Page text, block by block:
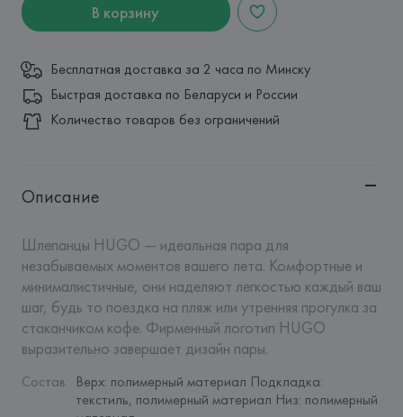
В корзину
Бесплатная доставка за 2 часа по Минску
Быстрая доставка по Беларуси и России
Количество товаров без ограничений
Описание
Шлепанцы HUGO — идеальная пара для
незабываемых моментов вашего лета. Комфортные и
минималистичные, они наделяют легкостью каждый ваш
шаг, будь то поездка на пляж или утренняя прогулка за
стаканчиком кофе. Фирменный логотип HUGO
выразительно завершает дизайн пары.
Состав: Верх: полимерный материал Подкладка:
текстиль, полимерный материал Низ: полимерный